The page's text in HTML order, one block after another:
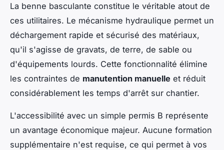
La benne basculante constitue le véritable atout de
ces utilitaires. Le mécanisme hydraulique permet un
déchargement rapide et sécurisé des matériaux,
qu'il s'agisse de gravats, de terre, de sable ou
d'équipements lourds. Cette fonctionnalité élimine
les contraintes de manutention manuelle et réduit
considérablement les temps d'arrêt sur chantier.
L'accessibilité avec un simple permis B représente
un avantage économique majeur. Aucune formation
supplémentaire n'est requise, ce qui permet à vos